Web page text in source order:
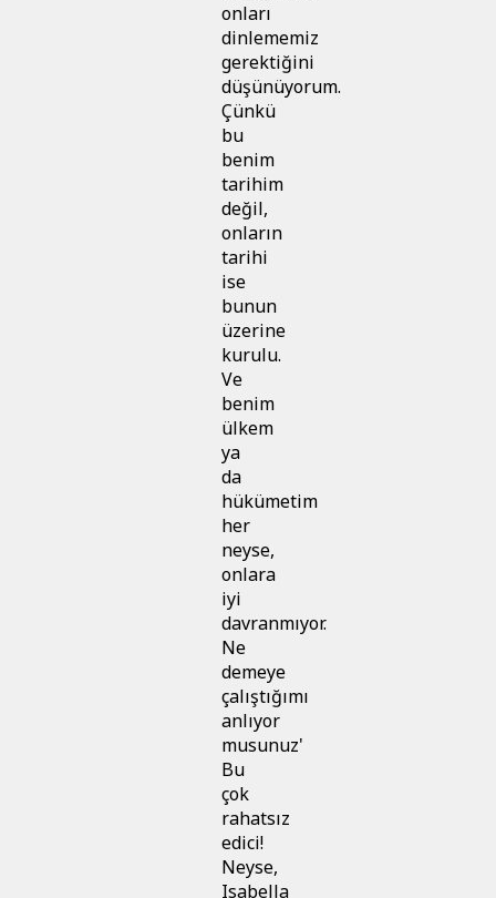
onları
dinlememiz
gerektiğini
düşünüyorum.
Çünkü
bu
benim
tarihim
değil,
onların
tarihi
ise
bunun
üzerine
kurulu.
Ve
benim
ülkem
ya
da
hükümetim
her
neyse,
onlara
iyi
davranmıyor.
Ne
demeye
çalıştığımı
anlıyor
musunuz'
Bu
çok
rahatsız
edici!
Neyse,
Isabella